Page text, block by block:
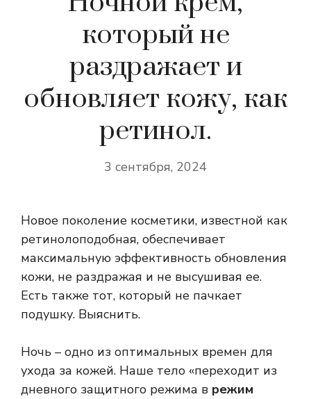
который не
раздражает и
обновляет кожу, как
ретинол.
3 сентября, 2024
Новое поколение косметики, известной как
ретинолоподобная, обеспечивает
максимальную эффективность обновления
кожи, не раздражая и не высушивая ее.
Есть также тот, который не пачкает
подушку. Выяснить.
Ночь – одно из оптимальных времен для
ухода за кожей. Наше тело «переходит из
дневного защитного режима в режим